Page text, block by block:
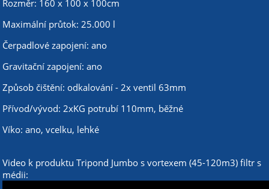
Rozměr: 160 x 100 x 100cm
Maximální průtok: 25.000 l
Čerpadlové zapojení: ano
Gravitační zapojení: ano
Způsob čištění: odkalování - 2x ventil 63mm
Přívod/vývod: 2xKG potrubí 110mm, běžné
Víko: ano, vcelku, lehké
Video k produktu Tripond Jumbo s vortexem (45-120m3) filtr s
médii: